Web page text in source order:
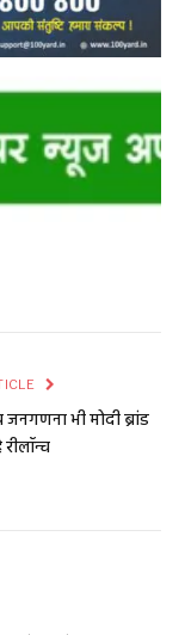
भी मोदी ब्रांड